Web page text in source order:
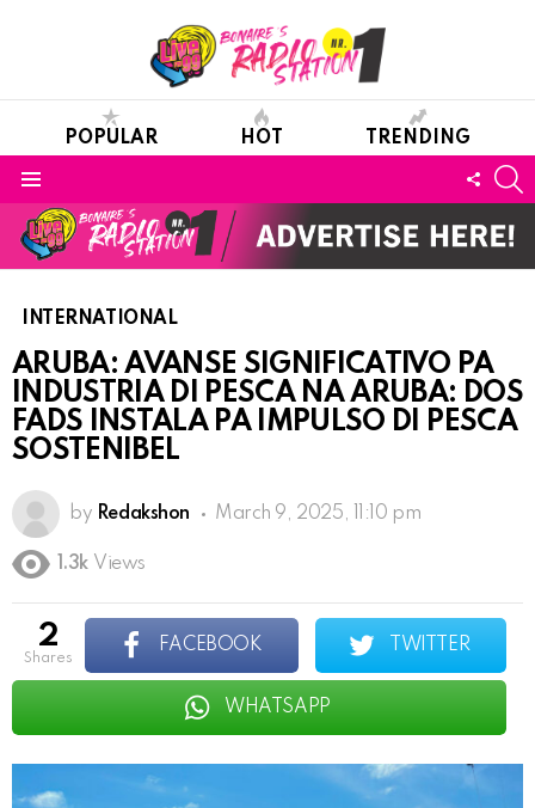
POPULAR HOT TRENDING
INTERNATIONAL
ARUBA: AVANSE SIGNIFICATIVO PA
INDUSTRIA DI PESCA NA ARUBA: DOS
FADS INSTALA PA IMPULSO DI PESCA
SOSTENIBEL
by Redakshon March 9, 2025, 11:10 pm
1.3k Views
2
shares
FACEBOOK TWITTER
WHATSAPP